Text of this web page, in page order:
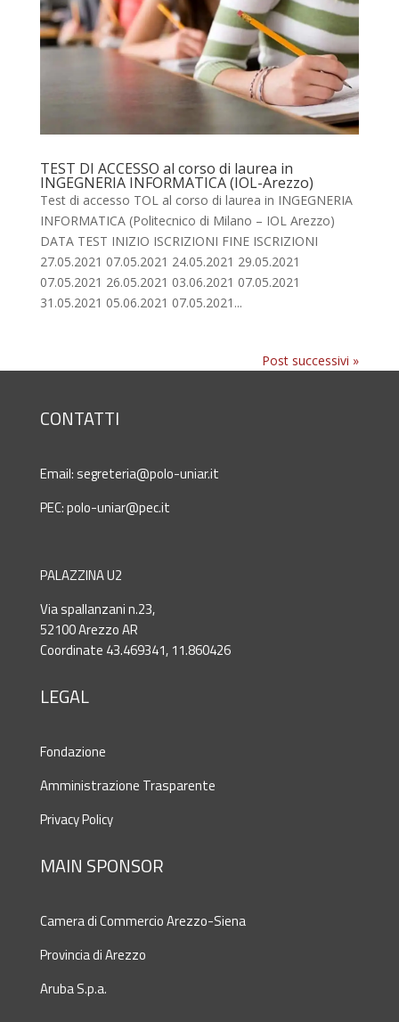
TEST DI ACCESSO al corso di laurea in
INGEGNERIA INFORMATICA (IOL-Arezzo)
Test di accesso TOL al corso di laurea in INGEGNERIA
INFORMATICA (Politecnico di Milano – IOL Arezzo)
DATA TEST INIZIO ISCRIZIONI FINE ISCRIZIONI
27.05.2021 07.05.2021 24.05.2021 29.05.2021
07.05.2021 26.05.2021 03.06.2021 07.05.2021
31.05.2021 05.06.2021 07.05.2021...
Post successivi »
CONTATTI
Email: segreteria@polo-uniar.it
PEC:polo-uniar@pec.it
PALAZZINA U2
Via spallanzani n.23,
52100 Arezzo AR
Coordinate 43.469341, 11.860426
LEGAL
Fondazione
Amministrazione Trasparente
Privacy Policy
MAIN SPONSOR
Camera di Commercio Arezzo-Siena
Provincia di Arezzo
Aruba S.p.a.